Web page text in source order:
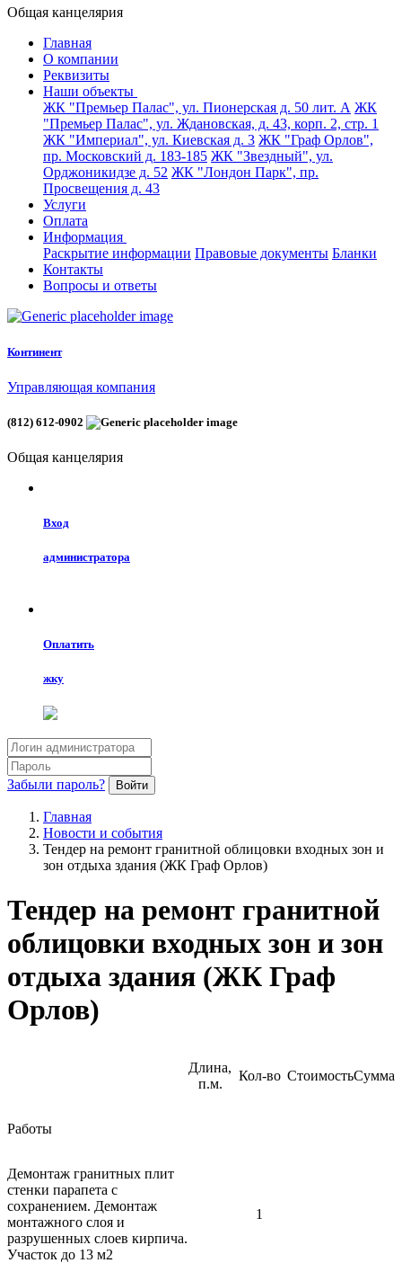
Общая канцелярия
Главная
О компании
Реквизиты
Наши объекты
ЖК "Премьер Палас", ул. Пионерская д. 50 лит. А ЖК
"Премьер Палас", ул. Ждановская, д. 43, корп. 2, стр. 1
ЖК "Империал", ул. Киевская д. 3 ЖК "Граф Орлов",
пр. Московский д. 183-185 ЖК "Звездный", ул.
Орджоникидзе д. 52 ЖК "Лондон Парк", пр.
Просвещения д. 43
Услуги
Оплата
Информация
Раскрытие информации Правовые документы Бланки
Контакты
Вопросы и ответы
Континент
Управляющая компания
(812) 612-0902
Общая канцелярия
Вход
администратора
Оплатить
жку
Забыли пароль? Войти
Главная
Новости и события
Тендер на ремонт гранитной облицовки входных зон и
зон отдыха здания (ЖК Граф Орлов)
Тендер на ремонт гранитной
облицовки входных зон и зон
отдыха здания (ЖК Граф
Орлов)
Длина,
п.м.
Кол-во СтоимостьСумма
Работы
Демонтаж гранитных плит
стенки парапета с
сохранением. Демонтаж
монтажного слоя и
разрушенных слоев кирпича.
Участок до 13 м2
1